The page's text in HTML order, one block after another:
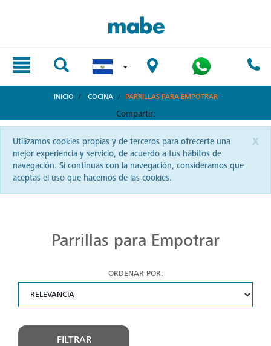
INICIO COCINA PARRILLAS PARA EMPOTRAR
Compartir:
x
Utilizamos cookies propias y de terceros para ofrecerte una
mejor experiencia y servicio, de acuerdo a tus hábitos de
navegación. Si continuas con la navegación, consideramos que
aceptas el uso que hacemos de las cookies.
Parrillas para Empotrar
ORDENAR POR:
FILTRAR